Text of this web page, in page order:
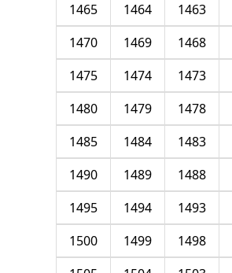
1463
1464
1465
1468
1469
1470
1473
1474
1475
1478
1479
1480
1483
1484
1485
1488
1489
1490
1493
1494
1495
1498
1499
1500